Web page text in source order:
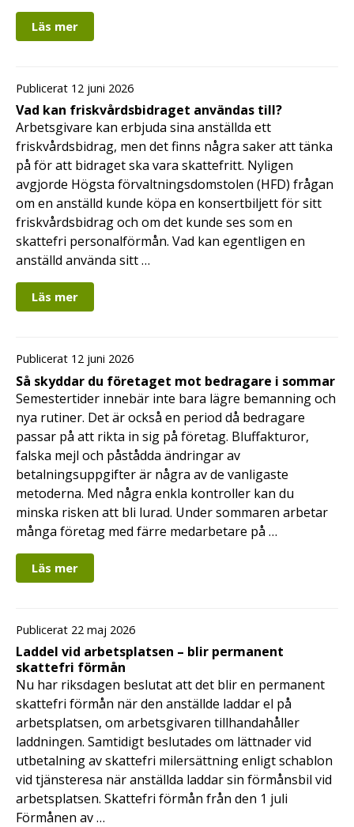
Läs mer
Publicerat 12 juni 2026
Vad kan friskvårdsbidraget användas till?
Arbetsgivare kan erbjuda sina anställda ett
friskvårdsbidrag, men det finns några saker att tänka
på för att bidraget ska vara skattefritt. Nyligen
avgjorde Högsta förvaltningsdomstolen (HFD) frågan
om en anställd kunde köpa en konsertbiljett för sitt
friskvårdsbidrag och om det kunde ses som en
skattefri personalförmån. Vad kan egentligen en
anställd använda sitt …
Läs mer
Publicerat 12 juni 2026
Så skyddar du företaget mot bedragare i sommar
Semestertider innebär inte bara lägre bemanning och
nya rutiner. Det är också en period då bedragare
passar på att rikta in sig på företag. Bluffakturor,
falska mejl och påstådda ändringar av
betalningsuppgifter är några av de vanligaste
metoderna. Med några enkla kontroller kan du
minska risken att bli lurad. Under sommaren arbetar
många företag med färre medarbetare på …
Läs mer
Publicerat 22 maj 2026
Laddel vid arbetsplatsen – blir permanent
skattefri förmån
Nu har riksdagen beslutat att det blir en permanent
skattefri förmån när den anställde laddar el på
arbetsplatsen, om arbetsgivaren tillhandahåller
laddningen. Samtidigt beslutades om lättnader vid
utbetalning av skattefri milersättning enligt schablon
vid tjänsteresa när anställda laddar sin förmånsbil vid
arbetsplatsen. Skattefri förmån från den 1 juli
Förmånen av …